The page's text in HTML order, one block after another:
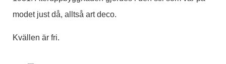
modet just då, alltså art deco.
Kvällen är fri.